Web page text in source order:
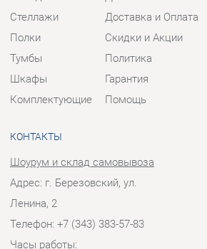
КОНТАКТЫ
Шоурум и склад самовывоза
Адрес: г. Березовский, ул.
Ленина, 2
Телефон: +7 (343) 383-57-83
Пн - Пт:10:00 - 20:00 (GMT+5)
Отправить сообщение